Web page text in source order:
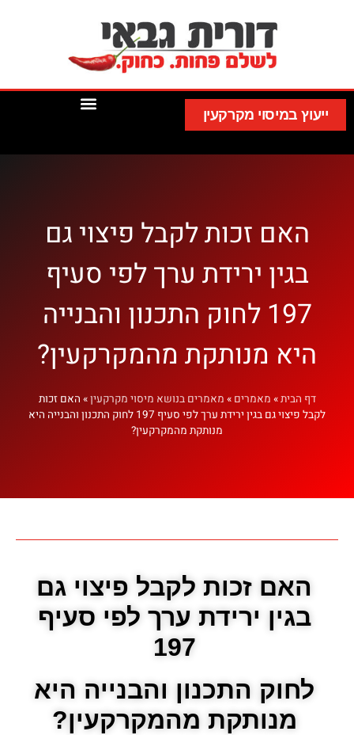
ייעוץ במיסוי מקרקעין
האם זכות לקבל פיצוי גם
בגין ירידת ערך לפי סעיף
197 לחוק התכנון והבנייה
היא מנותקת מהמקרקעין?
דף הבית» מאמרים » מאמרים בנושא מיסוי מקרקעין» האם זכות
לקבל פיצוי גם בגין ירידת ערך לפי סעיף 197 לחוק התכנון והבנייה היא
מנותקת מהמקרקעין?
האם זכות לקבל פיצוי גם
בגין ירידת ערך לפי סעיף
197
לחוק התכנון והבנייה היא
מנותקת מהמקרקעין?